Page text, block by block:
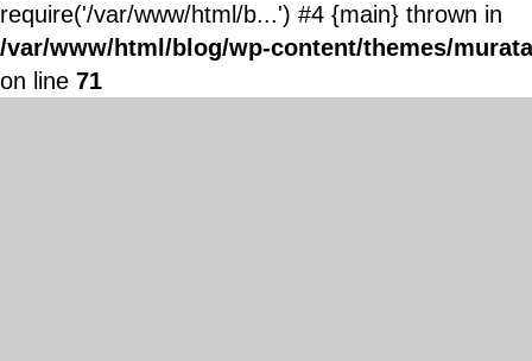
require('/var/www/html/b...') #4 {main} thrown in
/var/www/html/blog/wp-content/themes/
on line 71